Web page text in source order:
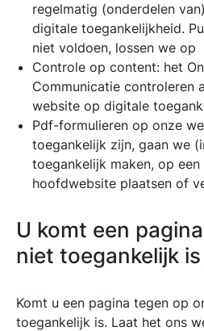
regelmatig (onderdelen
digitale toegankelijkheid.
niet voldoen, lossen we op
Controle op content: het
Communicatie controleren
website op digitale
Pdf-formulieren op onze
toegankelijk zijn, gaan we
toegankelijk maken, op
hoofdwebsite plaatsen of
U komt een
niet toegankelijk is
Komt u een pagina tegen op
toegankelijk is. Laat het ons